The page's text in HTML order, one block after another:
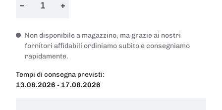
− +
Non disponibile a magazzino, ma grazie ai nostri
fornitori affidabili ordiniamo subito e consegniamo
rapidamente.
Tempi di consegna previsti:
13.08.2026 - 17.08.2026